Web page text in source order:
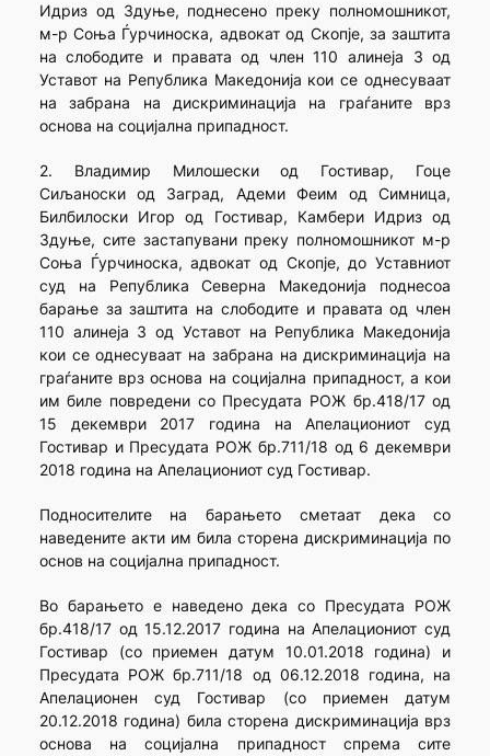
Идриз од Здуње, поднесено преку полномошникот,
м-р Соња Ѓурчиноска, адвокат од Скопје, за заштита
на слободите и правата од член 110 алинеја 3 од
Уставот на Република Македонија кои се однесуваат
на забрана на дискриминација на граѓаните врз
основа на социјална припадност.
2. Владимир Милошески од Гостивар, Гоце
Сиљаноски од Заград, Адеми Феим од Симница,
Билбилоски Игор од Гостивар, Камбери Идриз од
Здуње, сите застапувани преку полномошникот м-р
Соња Ѓурчиноска, адвокат од Скопје, до Уставниот
суд на Република Северна Македонија поднесоа
барање за заштита на слободите и правата од член
110 алинеја 3 од Уставот на Република Македонија
кои се однесуваат на забрана на дискриминација на
граѓаните врз основа на социјална припадност, а кои
им биле повредени со Пресудата РОЖ бр.418/17 од
15 декември 2017 година на Апелациониот суд
Гостивар и Пресудата РОЖ бр.711/18 од 6 декември
2018 година на Апелациониот суд Гостивар.
Подносителите на барањето сметаат дека со
наведените акти им била сторена дискриминација по
основ на социјална припадност.
Во барањето е наведено дека со Пресудата РОЖ
бр.418/17 од 15.12.2017 година на Апелациониот суд
Гостивар (со приемен датум 10.01.2018 година) и
Пресудата РОЖ бр.711/18 од 06.12.2018 година, на
Апелационен суд Гостивар (со приемен датум
20.12.2018 година) била сторена дискриминација врз
основа на социјална припадност спрема сите